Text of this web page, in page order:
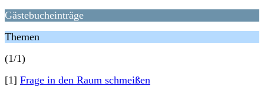
Gästebucheinträge
Themen
(1/1)
[1] Frage in den Raum schmeißen